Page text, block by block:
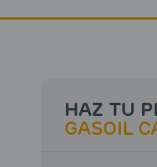
HAZ TU
GASOIL